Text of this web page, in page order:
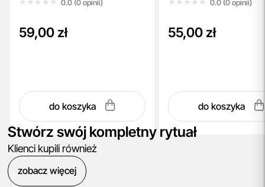
0.0 (0 opinii)
59,00 zł
do koszyka
0.0 (0 opinii)
55,00 zł
do koszyka
Stwórz swój kompletny rytuał
Klienci kupili również
zobacz więcej